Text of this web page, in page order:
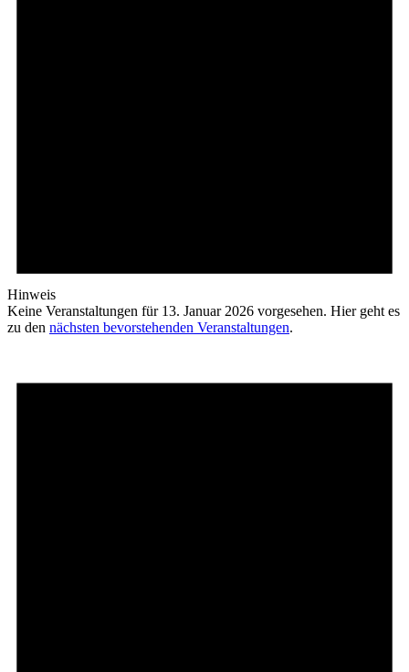
Hinweis
Keine Veranstaltungen für 13. Januar 2026 vorgesehen. Hier geht es
zu den nächsten bevorstehenden Veranstaltungen.